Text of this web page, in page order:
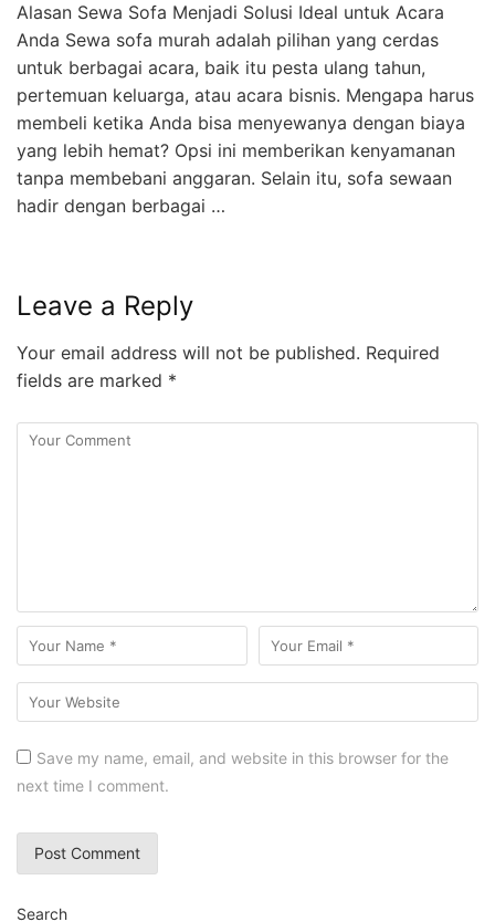
Alasan Sewa Sofa Menjadi Solusi Ideal untuk Acara
Anda Sewa sofa murah adalah pilihan yang cerdas
untuk berbagai acara, baik itu pesta ulang tahun,
pertemuan keluarga, atau acara bisnis. Mengapa harus
membeli ketika Anda bisa menyewanya dengan biaya
yang lebih hemat? Opsi ini memberikan kenyamanan
tanpa membebani anggaran. Selain itu, sofa sewaan
hadir dengan berbagai …
Leave a Reply
Your email address will not be published. Required
fields are marked *
Save my name, email, and website in this browser for the
next time I comment.
Search